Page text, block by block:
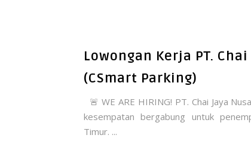
Lowongan Kerja PT.
(CSmart Parking)
🚨 WE ARE HIRING! PT. Chai Jaya
kesempatan bergabung untuk
Timur. ...